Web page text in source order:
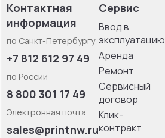
Контактная
информация
по Санкт-Петербургу
+7 812 612 97 49
по России
8 800 301 17 49
Электронная почта
sales@printnw.ru
Сервис
Ввод в
эксплуатацию
Аренда
Ремонт
Сервисный
договор
Клик-
контракт